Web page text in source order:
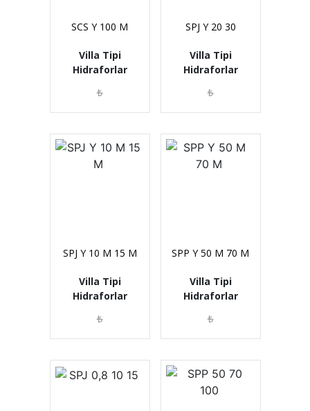
SCS Y 100 M
Villa Tipi
Hidraforlar
₺
SPJ Y 20 30
Villa Tipi
Hidraforlar
₺
SPJ Y 10 M 15 M
Villa Tipi
Hidraforlar
₺
SPP Y 50 M 70 M
Villa Tipi
Hidraforlar
₺